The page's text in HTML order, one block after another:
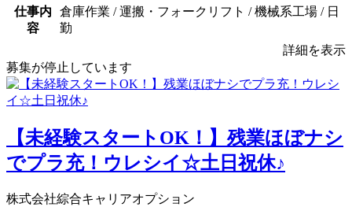
仕事内
容
倉庫作業 / 運搬・フォークリフト / 機械系工場 / 日
勤
詳細を表示
募集が停止しています
【未経験スタートOK！】残業ほぼナシ
でプラ充！ウレシイ☆土日祝休♪
株式会社綜合キャリアオプション